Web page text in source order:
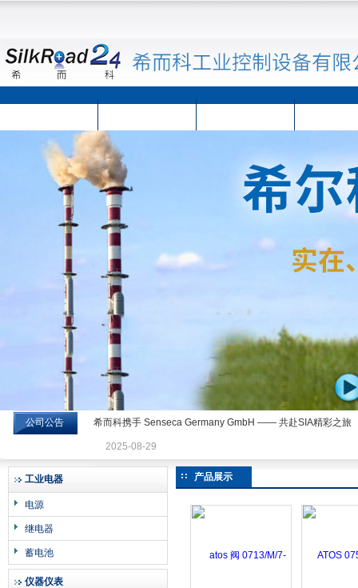
希而科工业控制设备有限公司
公司公告 希而科携手 Senseca Germany GmbH —— 共赴SIA精彩之旅
2025-08-29
工业电器
电源
继电器
蓄电池
仪器仪表
产品展示